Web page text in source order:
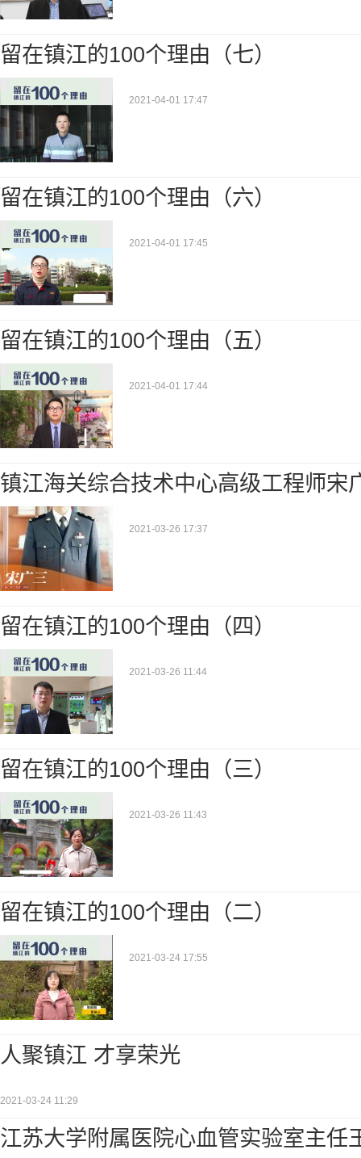
留在镇江的100个理由（七）
2021-04-01 17:47
留在镇江的100个理由（六）
2021-04-01 17:45
留在镇江的100个理由（五）
2021-04-01 17:44
镇江海关综合技术中心高级工程师宋
2021-03-26 17:37
留在镇江的100个理由（四）
2021-03-26 11:44
留在镇江的100个理由（三）
2021-03-26 11:43
留在镇江的100个理由（二）
2021-03-24 17:55
人聚镇江 才享荣光
2021-03-24 11:29
江苏大学附属医院心血管实验室主任